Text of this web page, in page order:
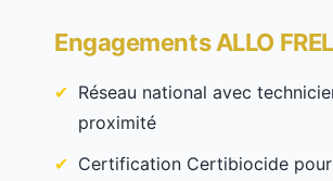
Engagements ALLO
Réseau national avec
proximité
Certification Certibiocide